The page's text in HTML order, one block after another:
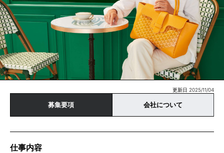
更新日 2025/11/04
募集要項 会社について
仕事内容